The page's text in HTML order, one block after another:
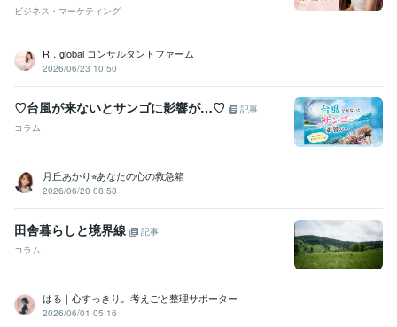
ビジネス・マーケティング
R．global コンサルタントファーム
2026/06/23 10:50
♡台風が来ないとサンゴに影響が…♡
記事
コラム
月丘あかり⭐︎あなたの心の救急箱
2026/06/20 08:58
田舎暮らしと境界線
記事
コラム
はる｜心すっきり。考えごと整理サポーター
2026/06/01 05:16